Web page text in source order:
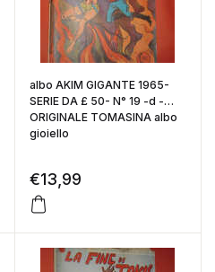
albo AKIM GIGANTE 1965-
SERIE DA £ 50- N° 19 -d -
ORIGINALE TOMASINA albo
gioiello
€13,99